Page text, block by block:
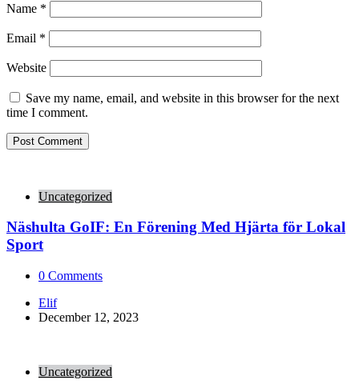
Name *
Email *
Website
Save my name, email, and website in this browser for the next
time I comment.
Uncategorized
Näshulta GoIF: En Förening Med Hjärta för Lokal
Sport
0 Comments
Posted
by
Elif
December 12, 2023
Uncategorized